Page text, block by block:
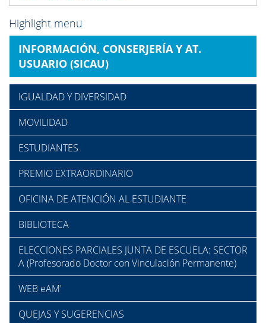
Highlight menu
INFORMACIÓN, CONSERJERÍA Y AT.
USUARIO (SICAU)
IGUALDAD Y DIVERSIDAD
MOVILIDAD
ESTUDIANTES
PREMIO EXTRAORDINARIO
OFICINA DE ATENCIÓN AL ESTUDIANTE
BIBLIOTECA
ELECCIONES PARCIALES JUNTA DE ESCUELA: SECTOR
A (Profesorado Doctor con Vinculación Permanente)
WEB eAM'
QUEJAS Y SUGERENCIAS